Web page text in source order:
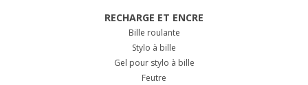
RECHARGE ET ENCRE
Bille roulante
Stylo à bille
Gel pour stylo à bille
Feutre